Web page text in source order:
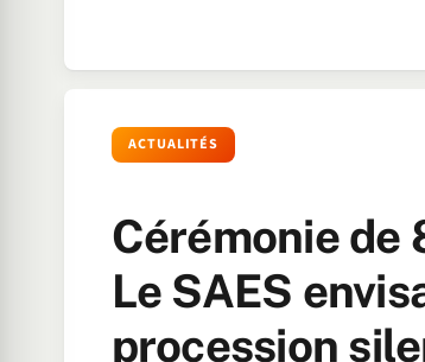
ACTUALITÉS
Cérémonie de
Le SAES
procession